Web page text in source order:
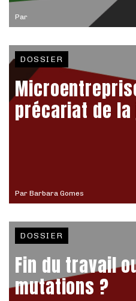
Par
Par Barbara Gomes
DOSSIER
précariat de
DOSSIER
Fin du travail
mutations ?